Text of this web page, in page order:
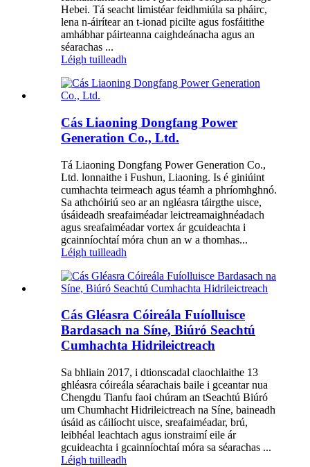
Hebei. Tá seacht limistéar feidhmiúla sa pháirc,
lena n-áirítear an t-ionad picilte agus fosfáitithe
amhábhar páirteanna caighdeánacha agus an
séarachas ...
Léigh tuilleadh
Cás Liaoning Dongfang Power
Generation Co., Ltd.
Tá Liaoning Dongfang Power Generation Co.,
Ltd. lonnaithe i Fushun, Liaoning. Is é giniúint
cumhachta teirmeach agus téamh a phríomhghnó.
Sa athchóiriú seo ar an ngléasra táirgthe uisce,
úsáideadh sreafaiméadar leictreamaighnéadach
agus sreafaiméadar vortex ár gcuideachta i
gcainníochtaí móra chun an w a thomhas...
Léigh tuilleadh
Cás Gléasra Cóireála Fuíolluisce
Bardasach na Síne, Biúró Seachtú
Cumhachta Hidrileictreach
Sa bhliain 2017, i dtionscadal claochlaithe 13
ghléasra cóireála séarachais baile i gceantar nua
Chengdu Tianfu faoi chúram an tSeachtú Biúró
um Chumhacht Hidrileictreach na Síne, baineadh
úsáid as cáilíocht uisce, sreafaiméadar, brú,
leibhéal leachtach agus ionstraimí eile ár
gcuideachta i gcainníochtaí móra sa séarachas ...
Léigh tuilleadh